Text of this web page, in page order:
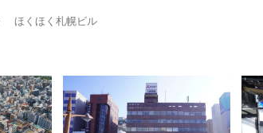
ほくほく札幌ビル